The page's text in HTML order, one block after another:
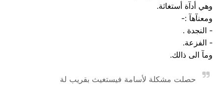
وهي أدآة أستغاثة.
ومعنآهآ :-
- النجدة .
- الفزعة.
ومآ الى ذالك.
حصلت مشكلة لأسامة فيستغيث بقريب لة